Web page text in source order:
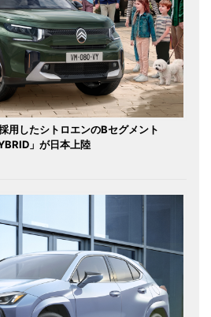
用したシトロエンのBセグメント
」が日本上陸